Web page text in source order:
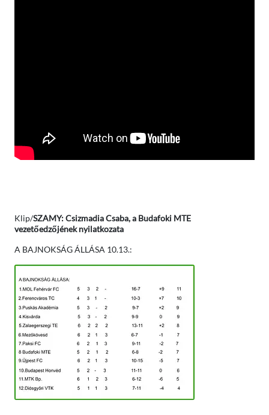
Klip/SZAMY: Csizmadia Csaba, a Budafoki MTE
vezetőedzőjének nyilatkozata
A BAJNOKSÁG ÁLLÁSA 10.13.: